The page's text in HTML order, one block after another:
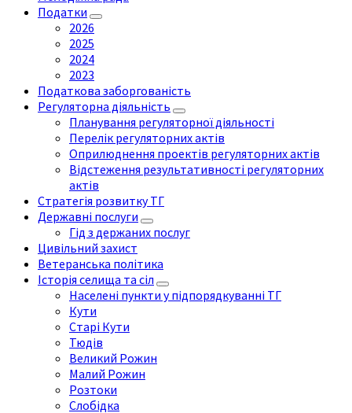
Податки
2026
2025
2024
2023
Податкова заборгованість
Регуляторна діяльність
Планування регуляторної діяльності
Перелік регуляторних актів
Оприлюднення проектів регуляторних актів
Відстеження результативності регуляторних
актів
Стратегія розвитку ТГ
Державні послуги
Гід з держаних послуг
Цивільний захист
Ветеранська політика
Історія селища та сіл
Населені пункти у підпорядкуванні ТГ
Кути
Старі Кути
Тюдів
Великий Рожин
Малий Рожин
Розтоки
Слобідка